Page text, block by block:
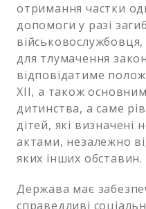
отримання частки
допомоги у разі
військовослужбовця,
для тлумачення
відповідатиме
ХІІ, а також
дитинства, а саме
дітей, які
актами, незалежно
яких інших обставин.
Держава має
справедливі